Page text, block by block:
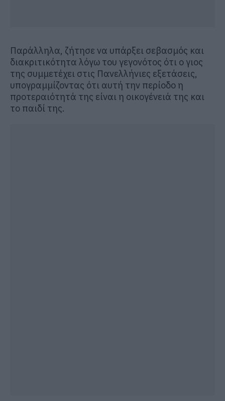
Παράλληλα, ζήτησε να υπάρξει σεβασμός και
διακριτικότητα λόγω του γεγονότος ότι ο γιος
της συμμετέχει στις Πανελλήνιες εξετάσεις,
υπογραμμίζοντας ότι αυτή την περίοδο η
προτεραιότητά της είναι η οικογένειά της και
το παιδί της.